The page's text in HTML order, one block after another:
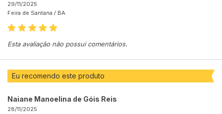
29/11/2025
Feira de Santana / BA
Esta avaliação não possui comentários.
Eu recomendo este produto
Naiane Manoelina de Góis Reis
28/11/2025